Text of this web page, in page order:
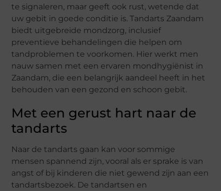
te signaleren, maar geeft ook rust, wetende dat
uw gebit in goede conditie is. Tandarts Zaandam
biedt uitgebreide mondzorg, inclusief
preventieve behandelingen die helpen om
tandproblemen te voorkomen. Hier werkt men
nauw samen met een ervaren mondhygiënist in
Zaandam, die een belangrijk aandeel heeft in het
behouden van een gezond en schoon gebit.
Met een gerust hart naar de
tandarts
Naar de tandarts gaan kan voor sommige
mensen spannend zijn, vooral als er sprake is van
angst of bij kinderen die niet gewend zijn aan een
tandartsbezoek. De tandartsen en